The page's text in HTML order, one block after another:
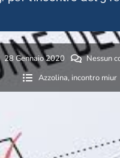
28 Gennaio 2020
Nessun
Azzolina, incontro miur